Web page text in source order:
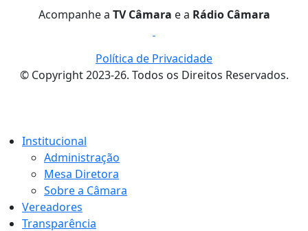
Acompanhe a TV Câmara e a Rádio Câmara
© Copyright 2023-26. Todos os Direitos Reservados.
Política de Privacidade
Institucional
Administração
Mesa Diretora
Sobre a Câmara
Vereadores
Transparência